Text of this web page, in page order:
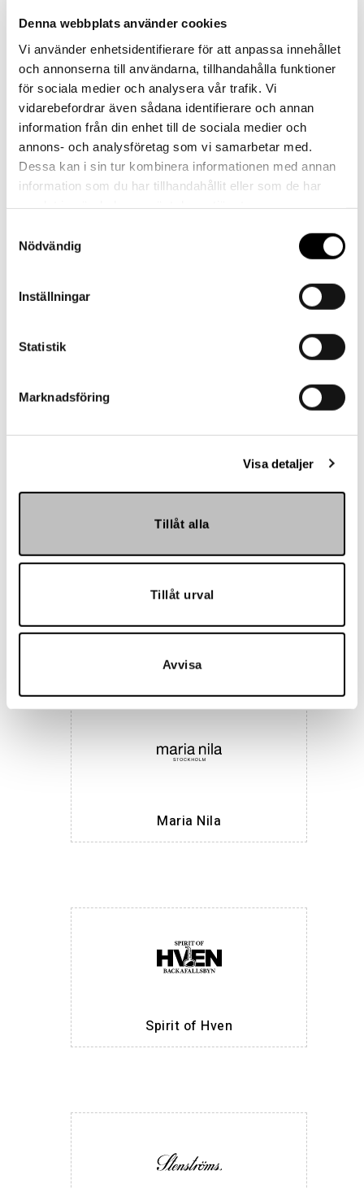
Denna webbplats använder cookies
Vi använder enhetsidentifierare för att anpassa innehållet
och annonserna till användarna, tillhandahålla funktioner
för sociala medier och analysera vår trafik. Vi
vidarebefordrar även sådana identifierare och annan
information från din enhet till de sociala medier och
annons- och analysföretag som vi samarbetar med.
Dessa kan i sin tur kombinera informationen med annan
information som du har tillhandahållit eller som de har
Nödvändig
Inställningar
Statistik
Marknadsföring
Visa detaljer
Tillåt alla
Tillåt urval
Avvisa
Kontakt
Har du frågor eller behöver hjälp?
Vi finns här för dig!
Vår kundtjänst är tillgänglig Mån – Fre: 07:30 –
16:30
Kontakt
Referenser
Maria Nila
Spirit of Hven